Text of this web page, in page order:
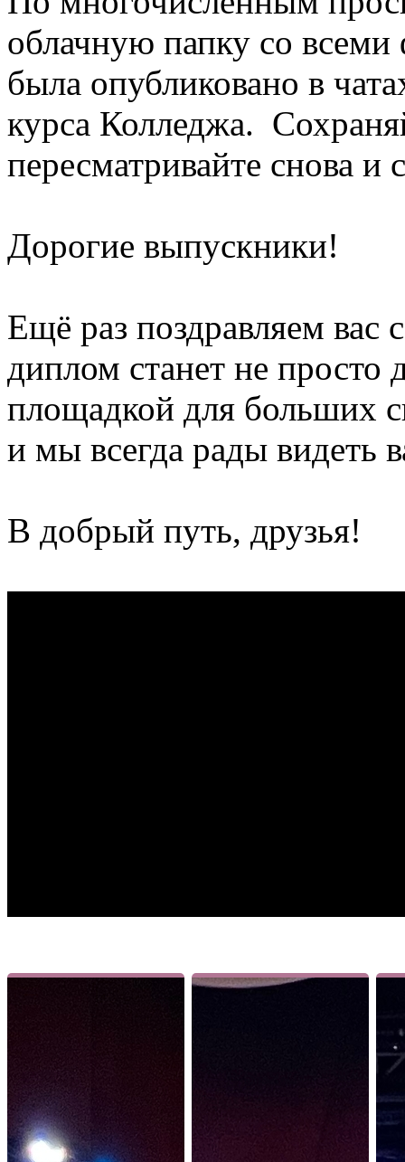
облачную папку со
была опубликовано в
курса Колледжа.
пересматривайте снова и
Дорогие выпускники!
Ещё раз поздравляем
диплом станет не просто
площадкой для больших
и мы всегда рады видеть
В добрый путь, друзья!